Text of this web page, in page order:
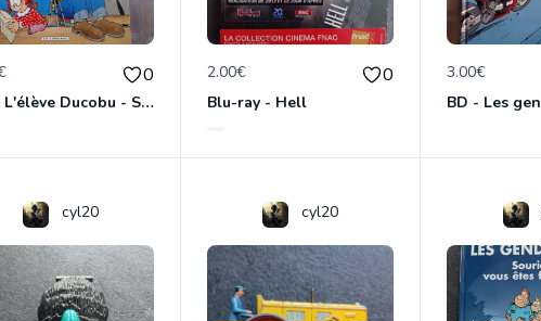
0
BD - L'élève Ducobu - Silence, on copie
2.00€ 0
Blu-ray - Hell
3.00€
cyl20 cyl20